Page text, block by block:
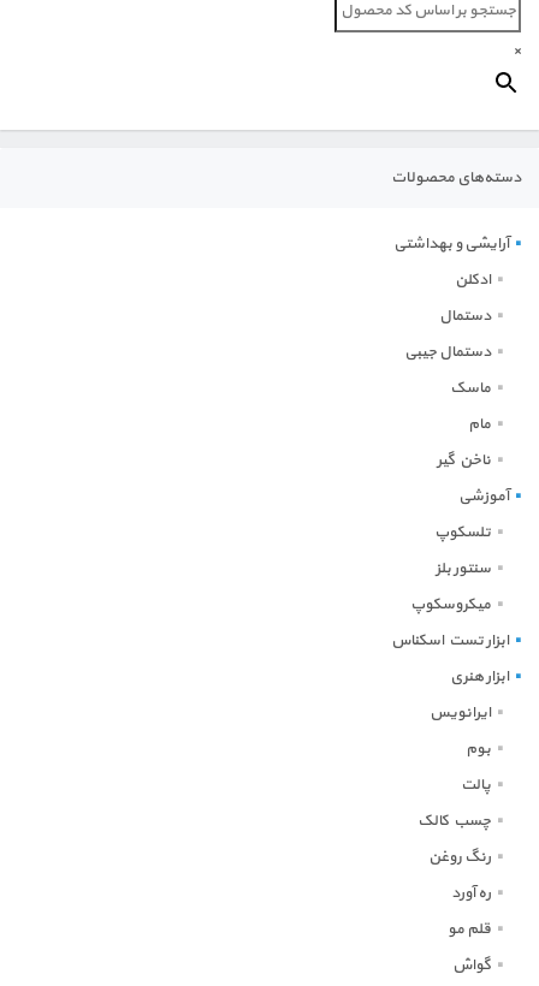
اداری
ورزشی
روزنگار
خانه و آشپزخانه
×
دسته‌های محصولات
آرایشی و بهداشتی
ادکلن
دستمال
دستمال جیبی
ماسک
مام
ناخن گیر
آموزشی
تلسکوپ
سنتور بلز
میکروسکوپ
ابزار تست اسکناس
ابزار هنری
ایرانویس
بوم
پالت
چسب کالک
رنگ روغن
ره آورد
قلم مو
گواش